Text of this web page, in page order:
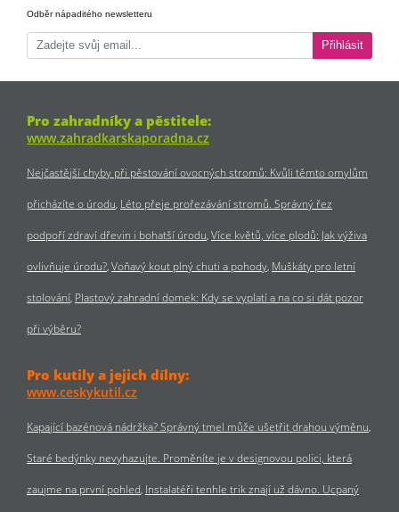
Odběr nápaditého newsletteru
Přihlásit
Pro zahradníky a pěstitele:
www.zahradkarskaporadna.cz
Nejčastější chyby při pěstování ovocných stromů: Kvůli těmto omylům
přicházíte o úrodu Léto přeje prořezávání stromů. Správný řez
podpoří zdraví dřevin i bohatší úrodu Více květů, více plodů: Jak výživa
ovlivňuje úrodu? Voňavý kout plný chuti a pohody Muškáty pro letní
stolování Plastový zahradní domek: Kdy se vyplatí a na co si dát pozor
při výběru?
Pro kutily a jejich dílny:
www.ceskykutil.cz
Kapající bazénová nádržka? Správný tmel může ušetřit drahou výměnu
Staré bedýnky nevyhazujte. Proměníte je v designovou polici, která
zaujme na první pohled Instalatéři tenhle trik znají už dávno. Ucpaný